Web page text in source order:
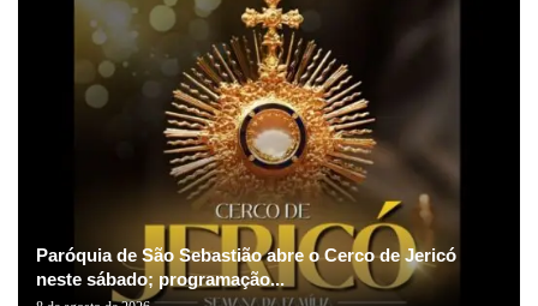
Paróquia de São Sebastião abre o Cerco de Jericó
neste sábado; programação...